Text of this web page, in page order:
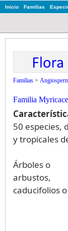
Inicio Familias
Familias >
Familia
50 especies,
y tropicales
Árboles o
arbustos,
caducifolios o